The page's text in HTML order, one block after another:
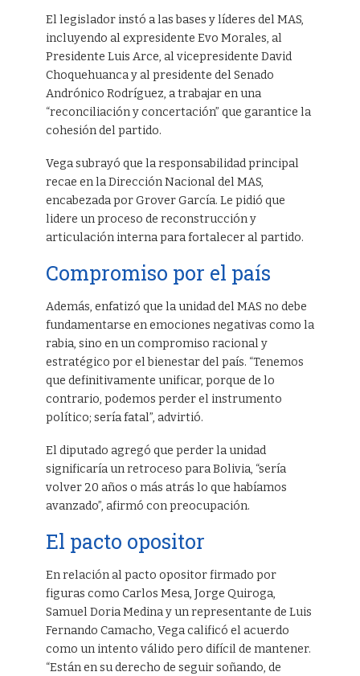
El legislador instó a las bases y líderes del MAS,
incluyendo al expresidente Evo Morales, al
Presidente Luis Arce, al vicepresidente David
Choquehuanca y al presidente del Senado
Andrónico Rodríguez, a trabajar en una
“reconciliación y concertación” que garantice la
cohesión del partido.
Vega subrayó que la responsabilidad principal
recae en la Dirección Nacional del MAS,
encabezada por Grover García. Le pidió que
lidere un proceso de reconstrucción y
articulación interna para fortalecer al partido.
Compromiso por el país
Además, enfatizó que la unidad del MAS no debe
fundamentarse en emociones negativas como la
rabia, sino en un compromiso racional y
estratégico por el bienestar del país. “Tenemos
que definitivamente unificar, porque de lo
contrario, podemos perder el instrumento
político; sería fatal”, advirtió.
El diputado agregó que perder la unidad
significaría un retroceso para Bolivia, “sería
volver 20 años o más atrás lo que habíamos
avanzado”, afirmó con preocupación.
El pacto opositor
En relación al pacto opositor firmado por
figuras como Carlos Mesa, Jorge Quiroga,
Samuel Doria Medina y un representante de Luis
Fernando Camacho, Vega calificó el acuerdo
como un intento válido pero difícil de mantener.
“Están en su derecho de seguir soñando, de